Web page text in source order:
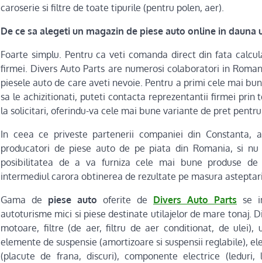
caroserie si filtre de toate tipurile (pentru polen, aer).
De ce sa alegeti un magazin de piese auto online in dauna
Foarte simplu. Pentru ca veti comanda direct din fata
firmei. Divers Auto Parts are numerosi colaboratori in
piesele auto de care aveti nevoie. Pentru a primi cele mai
sa le achizitionati, puteti contacta reprezentantii firmei prin
la solicitari, oferindu-va cele mai bune variante de pret
In ceea ce priveste partenerii companiei din
producatori de piese auto de pe piata din Romania, si
posibilitatea de a va furniza cele mai bune produse
intermediul carora obtinerea de rezultate pe masura
Gama de piese auto oferite de Divers Auto Parts se
autoturisme mici si piese destinate utilajelor de mare tonaj.
motoare, filtre (de aer, filtru de aer conditionat, de ulei),
elemente de suspensie (amortizoare si suspensii reglabile),
(placute de frana, discuri), componente electrice (leduri,